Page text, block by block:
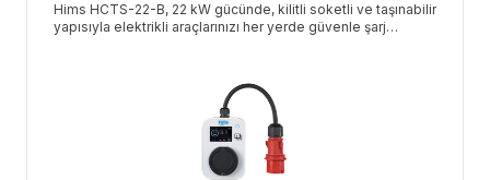
Hims HCTS-22-B, 22 kW gücünde, kilitli soketli ve taşınabilir
yapısıyla elektrikli araçlarınızı her yerde güvenle şarj